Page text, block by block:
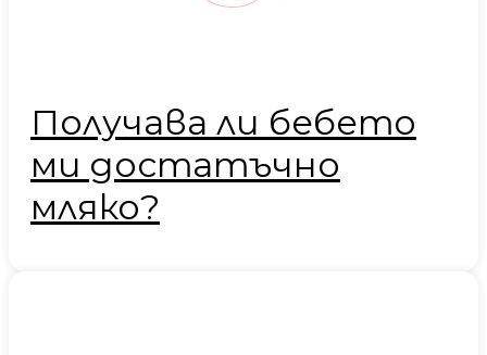
Получава ли бебето
ми достатъчно
мляко?